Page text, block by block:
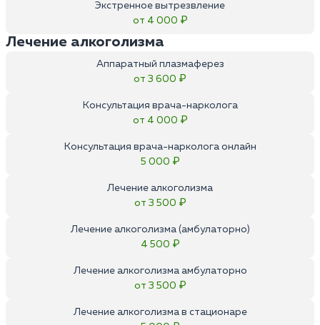
Экстренное вытрезвление
от 4 000 ₽
Лечение алкоголизма
Аппаратный плазмаферез
от 3 600 ₽
Консультация врача-нарколога
от 4 000 ₽
Консультация врача-нарколога онлайн
5 000 ₽
Лечение алкоголизма
от 3 500 ₽
Лечение алкоголизма (амбулаторно)
4 500 ₽
Лечение алкоголизма амбулаторно
от 3 500 ₽
Лечение алкоголизма в стационаре